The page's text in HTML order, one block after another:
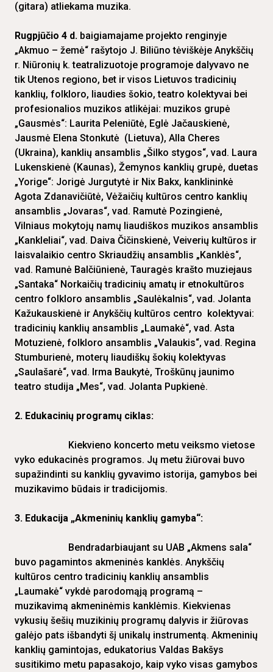
(gitara) atliekama muzika.
Rugpjūčio 4 d. baigiamajame projekto renginyje
„Akmuo – žemė“ rašytojo J. Biliūno tėviškėje Anykščių
r. Niūronių k. teatralizuotoje programoje dalyvavo ne
tik Utenos regiono, bet ir visos Lietuvos tradicinių
kanklių, folkloro, liaudies šokio, teatro kolektyvai bei
profesionalios muzikos atlikėjai: muzikos grupė
„Gausmės“: Laurita Peleniūtė, Eglė Jačauskienė,
Jausmė Elena Stonkutė (Lietuva), Alla Cheres
(Ukraina), kanklių ansamblis „Šilko stygos“, vad. Laura
Lukenskienė (Kaunas), Žemynos kanklių grupė, duetas
„Yorige“: Jorigė Jurgutytė ir Nix Bakx, kanklininkė
Agota Zdanavičiūtė, Vėžaičių kultūros centro kanklių
ansamblis „Jovaras“, vad. Ramutė Pozingienė,
Vilniaus mokytojų namų liaudiškos muzikos ansamblis
„Kankleliai“, vad. Daiva Čičinskienė, Veiverių kultūros ir
laisvalaikio centro Skriaudžių ansamblis „Kanklės“,
vad. Ramunė Balčiūnienė, Tauragės krašto muziejaus
„Santaka“ Norkaičių tradicinių amatų ir etnokultūros
centro folkloro ansamblis „Saulėkalnis“, vad. Jolanta
Kažukauskienė ir Anykščių kultūros centro kolektyvai:
tradicinių kanklių ansamblis „Laumakė“, vad. Asta
Motuzienė, folkloro ansamblis „Valaukis“, vad. Regina
Stumburienė, moterų liaudiškų šokių kolektyvas
„Saulašarė“, vad. Irma Baukytė, Troškūnų jaunimo
teatro studija „Mes“, vad. Jolanta Pupkienė.
2. Edukacinių programų ciklas:
Kiekvieno koncerto metu veiksmo vietose
vyko edukacinės programos. Jų metu žiūrovai buvo
supažindinti su kanklių gyvavimo istorija, gamybos bei
muzikavimo būdais ir tradicijomis.
3. Edukacija „Akmeninių kanklių gamyba“:
Bendradarbiaujant su UAB „Akmens sala“
buvo pagamintos akmeninės kanklės. Anykščių
kultūros centro tradicinių kanklių ansamblis
„Laumakė“ vykdė parodomąją programą –
muzikavimą akmeninėmis kanklėmis. Kiekvienas
vykusių šešių muzikinių programų dalyvis ir žiūrovas
galėjo pats išbandyti šį unikalų instrumentą. Akmeninių
kanklių gamintojas, edukatorius Valdas Bakšys
susitikimo metu papasakojo, kaip vyko visas gamybos